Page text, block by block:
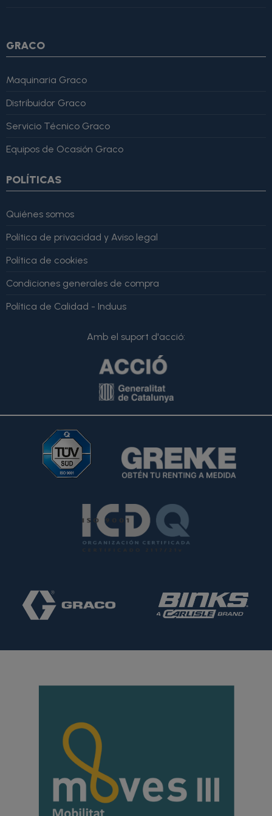
GRACO
Maquinaria Graco
Distribuidor Graco
Servicio Técnico Graco
Equipos de Ocasión Graco
POLÍTICAS
Quiénes somos
Política de privacidad y Aviso legal
Política de cookies
Condiciones generales de compra
Política de Calidad - Induus
Amb el suport d'acció: